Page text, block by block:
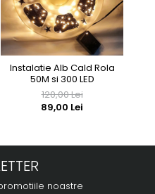
Instalatie Alb Cald Rola
50M si 300 LED
120,00 Lei
89,00 Lei
noastre